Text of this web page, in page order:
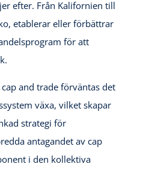
efter. Från Kalifornien till
etablerar eller förbättrar
för att
and trade förväntas det
växa, vilket skapar
strategi för
antagandet av cap
i den kollektiva